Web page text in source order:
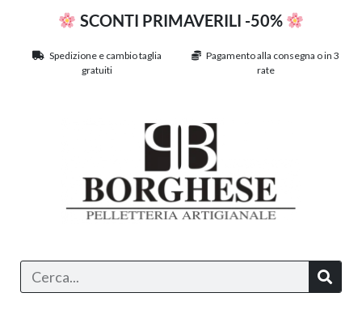
SCONTI PRIMAVERILI -50%
Spedizione e cambio taglia
gratuiti
Pagamento alla consegna o in 3
rate